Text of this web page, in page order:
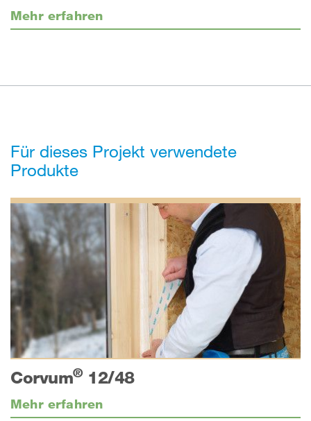
Mehr erfahren
Für dieses Projekt verwendete
Produkte
Corvum®12/48
Mehr erfahren